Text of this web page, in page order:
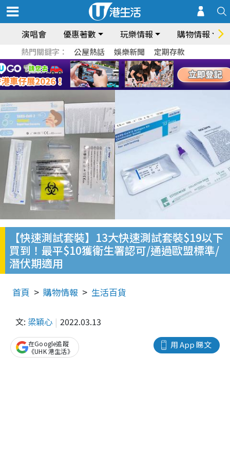
演唱會 優惠著數 玩樂情報 購物情報
熱門關鍵字： 公屋熱話 娛樂新聞 定期存款
【快速測試套裝】13大快速測試套裝$19以下
買到！最平$10獲衛生署認可/通過歐盟標準/
潛伏期適用
首頁 購物情報 生活百貨
文: 梁穎心 2022.03.13
用 App 睇文
在Google追蹤
《UHK 港生活》